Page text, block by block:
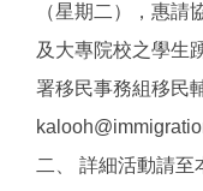
（星期二），惠請
及大專院校之學生
署移民事務組移民
二、 詳細活動請至